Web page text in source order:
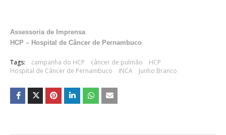
Assessoria de Imprensa
HCP – Hospital de Câncer de Pernambuco
Tags: campanha do HCP câncer de pulmão
HCP
Hospital de Câncer de Pernambuco
INCA Junho Branco